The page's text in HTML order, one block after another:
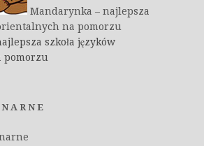
Mandarynka – najlepsza
na pomorzu
szkoła języków